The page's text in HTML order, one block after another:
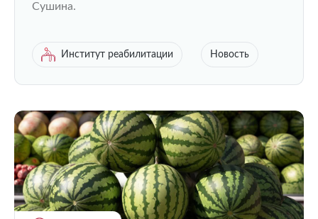
Сушина.
Институт реабилитации Новость